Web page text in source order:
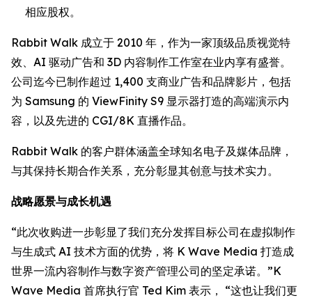
相应股权。
Rabbit Walk 成立于 2010 年，作为一家顶级品质视觉特
效、AI 驱动广告和 3D 内容制作工作室在业内享有盛誉。
公司迄今已制作超过 1,400 支商业广告和品牌影片，包括
为 Samsung 的 ViewFinity S9 显示器打造的高端演示内
容，以及先进的 CGI/8K 直播作品。
Rabbit Walk 的客户群体涵盖全球知名电子及媒体品牌，
与其保持长期合作关系，充分彰显其创意与技术实力。
战略愿景与成长机遇
“此次收购进一步彰显了我们充分发挥目标公司在虚拟制作
与生成式 AI 技术方面的优势，将 K Wave Media 打造成
世界一流内容制作与数字资产管理公司的坚定承诺。”K
Wave Media 首席执行官 Ted Kim 表示， “这也让我们更